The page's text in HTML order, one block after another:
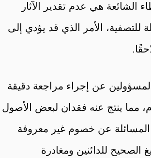
الشائعة هي عدم تقدير الآثار
للتصفية، الأمر الذي قد يؤدي إلى
عن إجراء مراجعة دقيقة
مما ينتج عنه فقدان لبعض الأصول
المسائلة عن خصوم غير معروفة
الصحيح للدائنين ومغادرة